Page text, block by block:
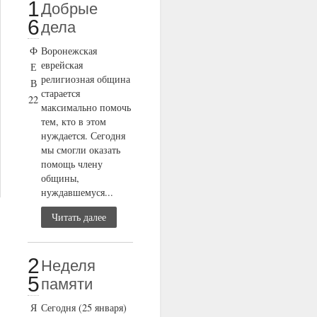
1
6
Ф
Е
В
22
Добрые
дела
Воронежская
еврейская
религиозная община
старается
максимально помочь
тем, кто в этом
нуждается. Сегодня
мы смогли оказать
помощь члену
общины,
нуждавшемуся...
Читать далее
2
5
Я
Неделя
памяти
Сегодня (25 января)